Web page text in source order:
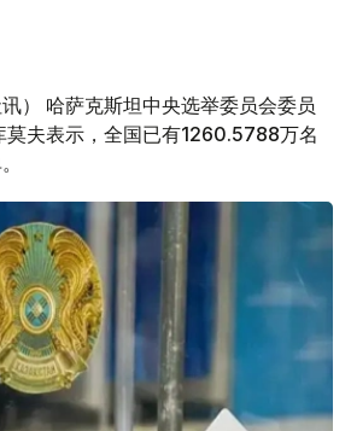
讯） 哈萨克斯坦中央选举委员会委员
莫夫表示，全国已有1260.5788万名